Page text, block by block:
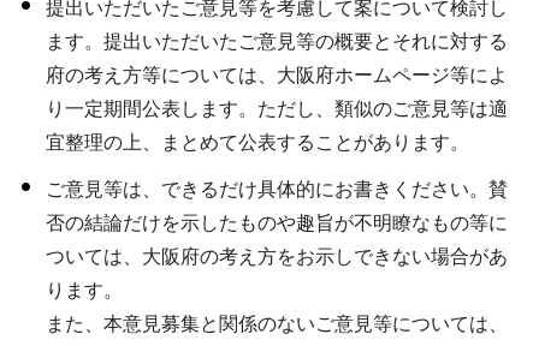
提出いただいたご意見等を考慮して案について検討し
ます。提出いただいたご意見等の概要とそれに対する
府の考え方等については、大阪府ホームページ等によ
り一定期間公表します。ただし、類似のご意見等は適
宜整理の上、まとめて公表することがあります。
ご意見等は、できるだけ具体的にお書きください。賛
否の結論だけを示したものや趣旨が不明瞭なもの等に
ついては、大阪府の考え方をお示しできない場合があ
ります。
また、本意見募集と関係のないご意見等については、